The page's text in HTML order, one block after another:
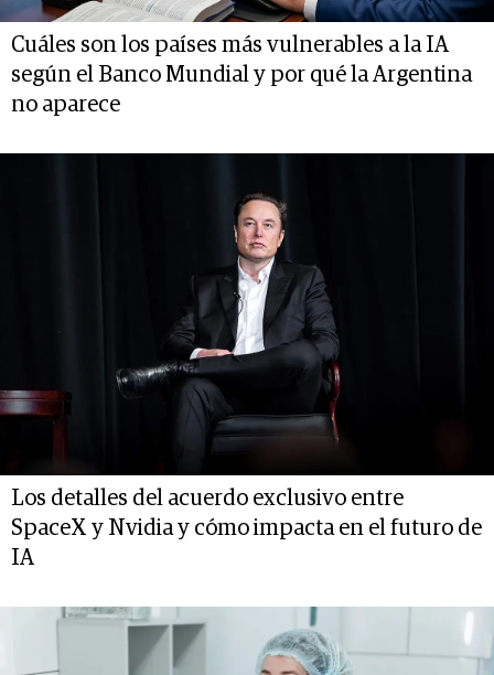
Cuáles son los países más vulnerables a la IA
según el Banco Mundial y por qué la Argentina
no aparece
Los detalles del acuerdo exclusivo entre
SpaceX y Nvidia y cómo impacta en el futuro de
IA